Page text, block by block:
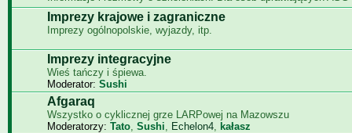
Imprezy krajowe i zagraniczne
Imprezy ogólnopolskie, wyjazdy, itp.
Imprezy integracyjne
Wieś tańczy i śpiewa.
Moderator: Sushi
Afgaraq
Wszystko o cyklicznej grze LARPowej na Mazowszu
Moderatorzy: Tato, Sushi, Echelon4, kałasz